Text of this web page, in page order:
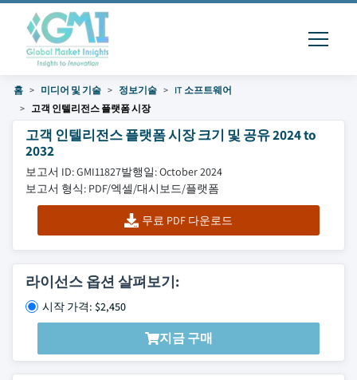
홈 미디어 및 기술 정보기술
IT 소프트웨어
고객 인텔리전스 플랫폼 시장
고객 인텔리전스 플랫폼 시장 크기 및 공유 2024 to
2032
보고서 ID: GMI11827발행일: October 2024
보고서 형식: PDF/엑셀/대시보드/플랫폼
무료 PDF 다운로드
라이선스 옵션 살펴보기:
시작 가격: $2,450
지금 구매